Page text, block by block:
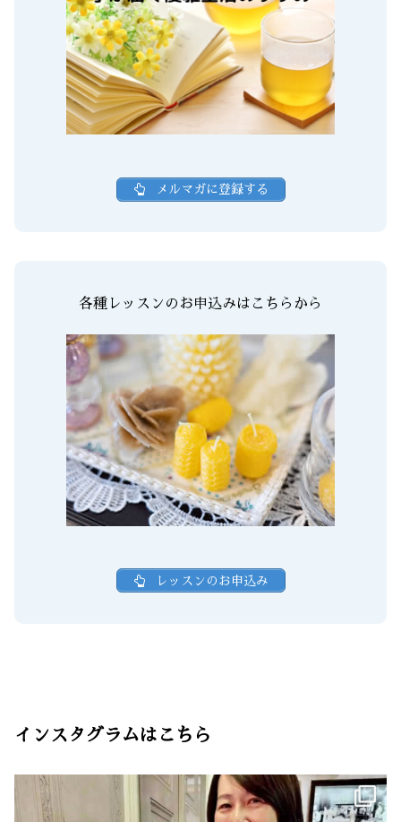
メルマガに登録する
各種レッスンのお申込みはこちらから
レッスンのお申込み
インスタグラムはこちら